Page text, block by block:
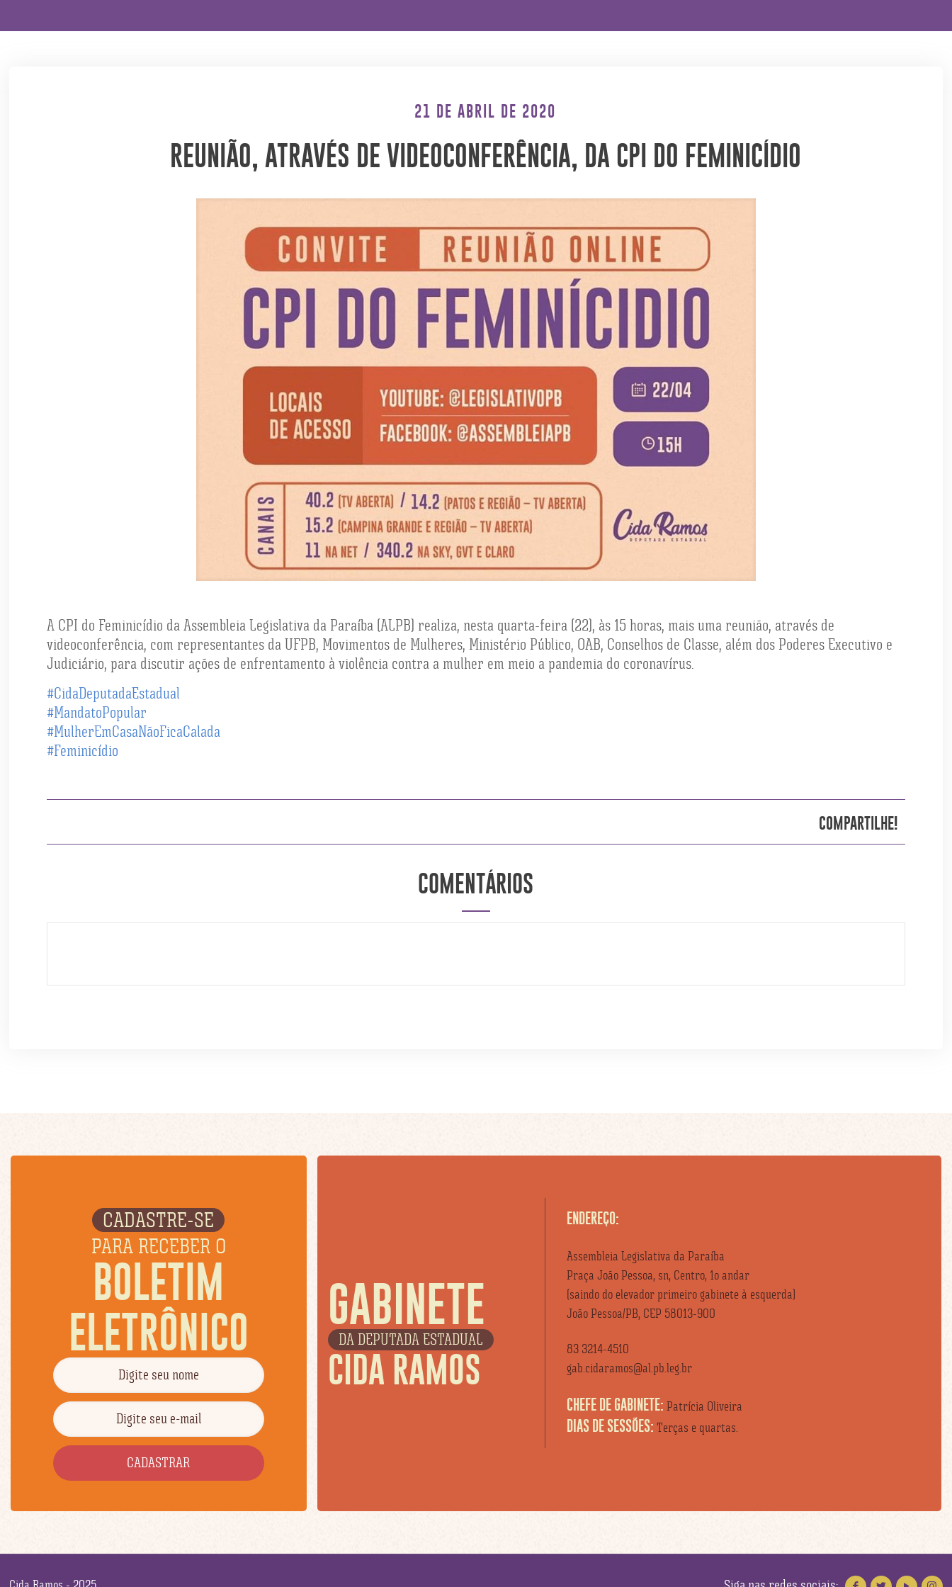
21 DE ABRIL DE 2020
REUNIÃO, ATRAVÉS DE VIDEOCONFERÊNCIA, DA CPI DO FEMINICÍDIO
A CPI do Feminicídio da Assembleia Legislativa da Paraíba (ALPB) realiza, nesta quarta-feira (22), às 15 horas, mais uma reunião, através de
videoconferência, com representantes da UFPB, Movimentos de Mulheres, Ministério Público, OAB, Conselhos de Classe, além dos Poderes Executivo e
Judiciário, para discutir ações de enfrentamento à violência contra a mulher em meio a pandemia do coronavírus.
#CidaDeputadaEstadual
#MandatoPopular
#MulherEmCasaNãoFicaCalada
#Feminicídio
COMPARTILHE!
COMENTÁRIOS
CADASTRE-SE
PARA RECEBER O
BOLETIM
ELETRÔNICO
GABINETE
DA DEPUTADA ESTADUAL
CIDA RAMOS
ENDEREÇO:
Assembleia Legislativa da Paraíba
Praça João Pessoa, sn, Centro, 1o andar
(saindo do elevador primeiro gabinete à esquerda)
João Pessoa/PB, CEP 58013-900
83 3214-4510
gab.cidaramos@al.pb.leg.br
CHEFE DE GABINETE: Patrícia Oliveira
DIAS DE SESSÕES: Terças e quartas.